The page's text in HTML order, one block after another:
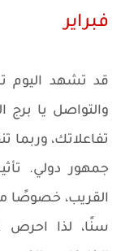
فبراير
قد تشهد اليوم
والتواصل يا برج
تفاعلاتك، وربما
جمهور دولي.
القريب، خصوصًا مع
سنًا، لذا احرص